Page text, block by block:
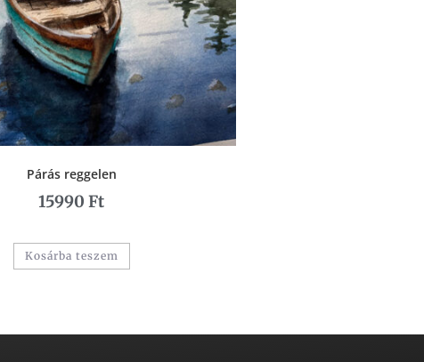
Párás reggelen
15990 Ft
Kosárba teszem